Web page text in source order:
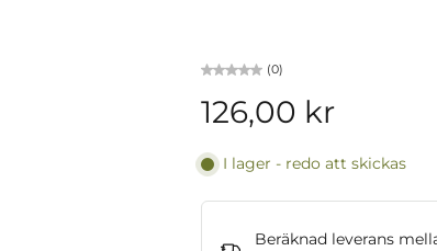
(0)
126,00 kr
I lager - redo att skickas
Beräknad leverans